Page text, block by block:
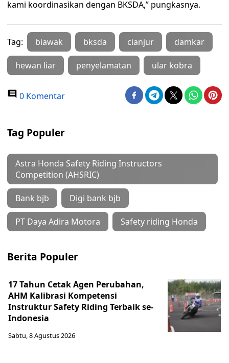
kami koordinasikan dengan BKSDA,” pungkasnya.
Tag: biawak bksda cianjur damkar
hewan liar penyelamatan ular kobra
0 Komentar
Tag Populer
Astra Honda Safety Riding Instructors
Competition (AHSRIC)
Bank bjb Digi bank bjb
PT Daya Adira Motora Safety riding Honda
Berita Populer
17 Tahun Cetak Agen Perubahan,
AHM Kalibrasi Kompetensi
Instruktur Safety Riding Terbaik se-
Indonesia
Sabtu, 8 Agustus 2026